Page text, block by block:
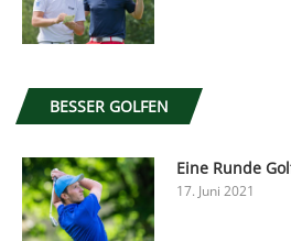
BESSER GOLFEN
Eine Runde
17. Juni 2021